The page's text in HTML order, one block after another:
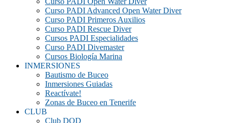
Curso PADI Advanced Open Water Diver
Curso PADI Primeros Auxilios
Curso PADI Rescue Diver
Cursos PADI Especialidades
Curso PADI Divemaster
Cursos Biología Marina
INMERSIONES
Bautismo de Buceo
Inmersiones Guiadas
Reactívate!
Zonas de Buceo en Tenerife
CLUB
Club DOD